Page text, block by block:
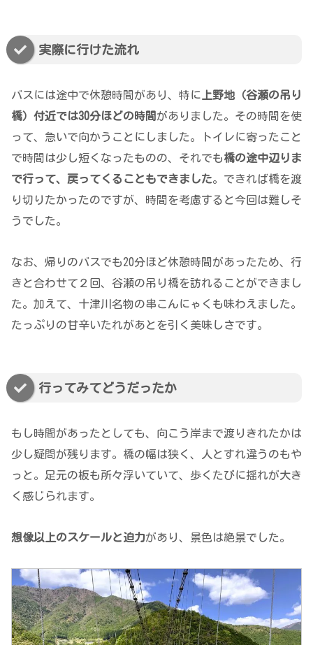
実際に行けた流れ
バスには途中で休憩時間があり、特に 上野地（谷瀬の吊り
橋）付近では30分ほどの時間 がありました。その時間を使
って、急いで向かうことにしました。トイレに寄ったこと
で時間は少し短くなったものの、それでも橋の途中辺りま
で行って、戻ってくることもできました。できれば橋を渡
り切りたかったのですが、時間を考慮すると今回は難しそ
うでした。
なお、帰りのバスでも20分ほど休憩時間があったため、行
きと合わせて２回、谷瀬の吊り橋を訪れることができまし
た。加えて、十津川名物の串こんにゃくも味わえました。
たっぷりの甘辛いたれがあとを引く美味しさです。
行ってみてどうだったか
もし時間があったとしても、向こう岸まで渡りきれたかは
少し疑問が残ります。橋の幅は狭く、人とすれ違うのもや
っと。足元の板も所々浮いていて、歩くたびに揺れが大き
く感じられます。
想像以上のスケールと迫力があり、景色は絶景でした。